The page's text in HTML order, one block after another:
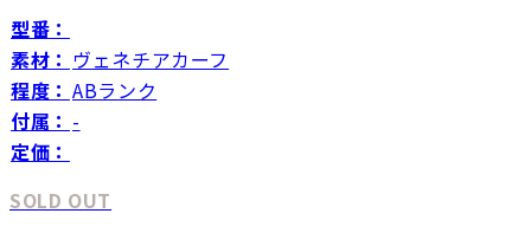
型番：
素材： ヴェネチアカーフ
程度： ABランク
付属： -
定価：
SOLD OUT